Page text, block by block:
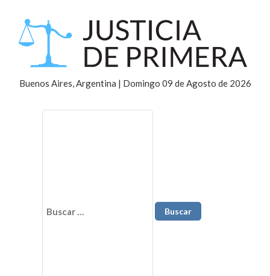
Buenos Aires, Argentina | Domingo 09 de Agosto de 2026